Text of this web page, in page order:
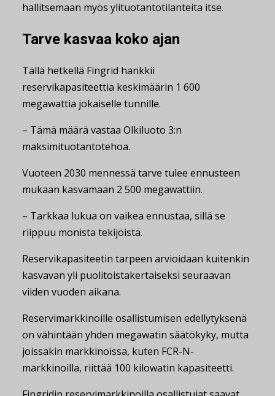
hallitsemaan myös ylituotantotilanteita itse.
Tarve kasvaa koko ajan
Tällä hetkellä Fingrid hankkii
reservikapasiteettia keskimäärin 1 600
megawattia jokaiselle tunnille.
– Tämä määrä vastaa Olkiluoto 3:n
maksimituotantotehoa.
Vuoteen 2030 mennessä tarve tulee ennusteen
mukaan kasvamaan 2 500 megawattiin.
– Tarkkaa lukua on vaikea ennustaa, sillä se
riippuu monista tekijöistä.
Reservikapasiteetin tarpeen arvioidaan kuitenkin
kasvavan yli puolitoistakertaiseksi seuraavan
viiden vuoden aikana.
Reservimarkkinoille osallistumisen edellytyksenä
on vähintään yhden megawatin säätökyky, mutta
joissakin markkinoissa, kuten FCR-N-
markkinoilla, riittää 100 kilowatin kapasiteetti.